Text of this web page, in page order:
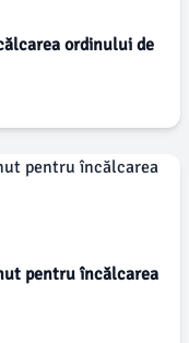
ordinului de
pentru încălcarea